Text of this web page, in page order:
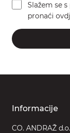
Slažem se
pronaći
Informacije
CO. ANDRAŽ